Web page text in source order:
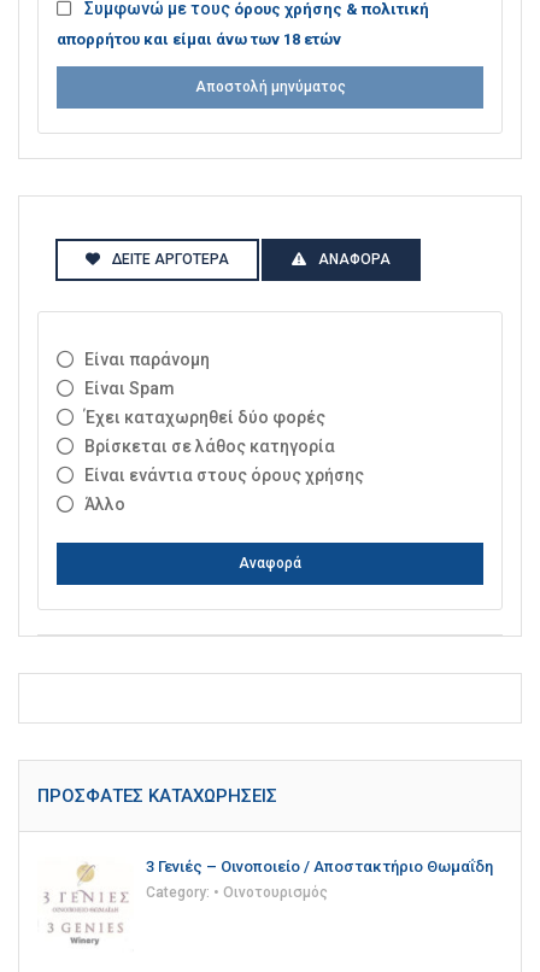
Συμφωνώ με τους όρους χρήσης & πολιτική
απορρήτου και είμαι άνω των 18 ετών
Αποστολή μηνύματος
ΔΕΊΤΕ ΑΡΓΌΤΕΡΑ ΑΝΑΦΟΡΆ
Είναι παράνομη
Είναι Spam
Έχει καταχωρηθεί δύο φορές
Βρίσκεται σε λάθος κατηγορία
Είναι ενάντια στους όρους χρήσης
Άλλο
Αναφορά
ΠΡΌΣΦΑΤΕΣ ΚΑΤΑΧΩΡΉΣΕΙΣ
3 Γενιές – Οινοποιείο / Αποστακτήριο Θωμαΐδη
Category: • Οινοτουρισμός